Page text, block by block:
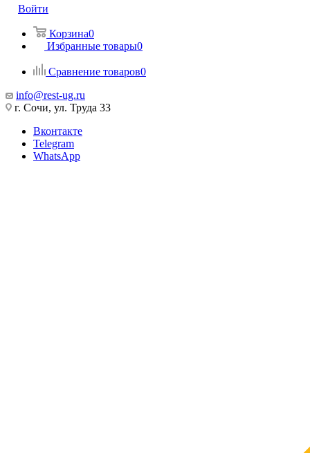
Войти
Корзина0
Избранные товары0
Сравнение товаров0
info@rest-ug.ru
г. Сочи, ул. Труда 33
Вконтакте
Telegram
WhatsApp